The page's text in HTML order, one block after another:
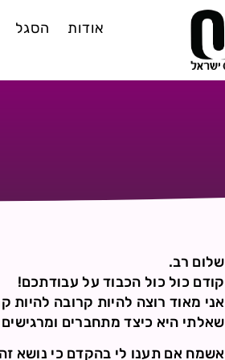
אודות הסגל
שלום רב.
קודם כול כול הכבוד על עבודתכם!
אני מאוד רוצה להיות קרובה להיות
שאלתי היא כיצד מתחברים
אשמח אם תענו לי בהקדם כי נושא